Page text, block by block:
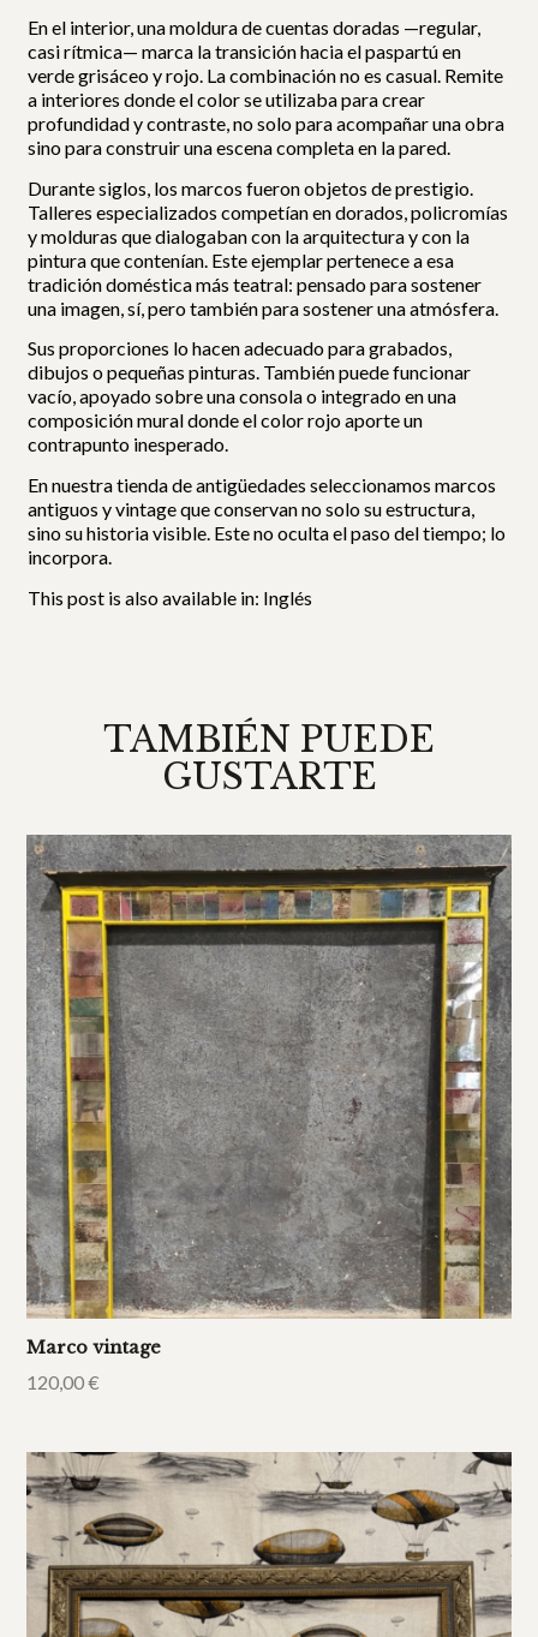
En el interior, una moldura de cuentas doradas —regular,
casi rítmica— marca la transición hacia el paspartú en
verde grisáceo y rojo. La combinación no es casual. Remite
a interiores donde el color se utilizaba para crear
profundidad y contraste, no solo para acompañar una obra
sino para construir una escena completa en la pared.
Durante siglos, los marcos fueron objetos de prestigio.
Talleres especializados competían en dorados, policromías
y molduras que dialogaban con la arquitectura y con la
pintura que contenían. Este ejemplar pertenece a esa
tradición doméstica más teatral: pensado para sostener
una imagen, sí, pero también para sostener una atmósfera.
Sus proporciones lo hacen adecuado para grabados,
dibujos o pequeñas pinturas. También puede funcionar
vacío, apoyado sobre una consola o integrado en una
composición mural donde el color rojo aporte un
contrapunto inesperado.
En nuestra tienda de antigüedades seleccionamos marcos
antiguos y vintage que conservan no solo su estructura,
sino su historia visible. Este no oculta el paso del tiempo; lo
incorpora.
This post is also available in: Inglés
TAMBIÉN PUEDE
GUSTARTE
Marco vintage
120,00€